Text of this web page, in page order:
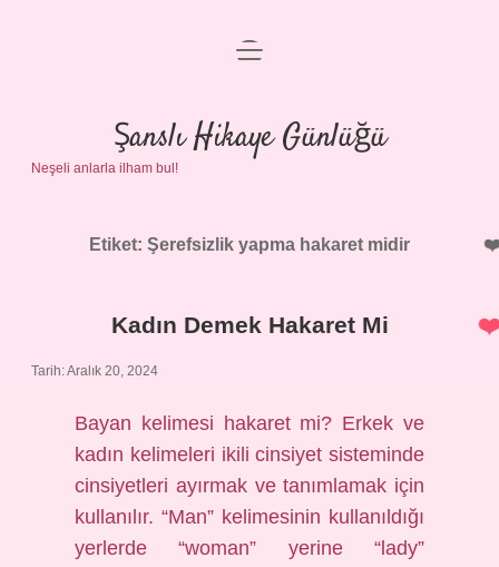
Anasayfa
Gizlilik Politikası
menüyü
Şanslı Hikaye Günlüğü
Neşeli anlarla ilham bul!
Etiket: Şerefsizlik yapma hakaret midir
Kadın Demek Hakaret Mi
Tarih: Aralık 20, 2024
Bayan kelimesi hakaret mi? Erkek ve
kadın kelimeleri ikili cinsiyet sisteminde
cinsiyetleri ayırmak ve tanımlamak için
kullanılır. “Man” kelimesinin kullanıldığı
yerlerde “woman” yerine “lady”